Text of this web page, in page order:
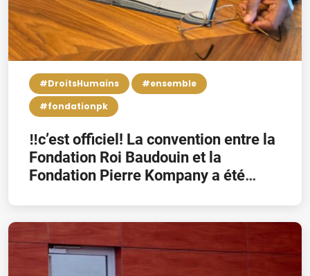
#DroitsHumains
#ensemble
#fondationpk
‼️c’est officiel! La convention entre la
Fondation Roi Baudouin et la
Fondation Pierre Kompany a été